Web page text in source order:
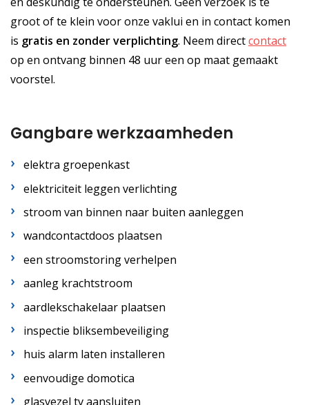
groot of te klein voor onze vaklui en in contact komen
is gratis en zonder verplichting. Neem directcontact
op en ontvang binnen 48 uur een op maat gemaakt
voorstel.
Gangbare werkzaamheden
elektra groepenkast
elektriciteit leggen verlichting
stroom van binnen naar buiten aanleggen
wandcontactdoos plaatsen
een stroomstoring verhelpen
aanleg krachtstroom
aardlekschakelaar plaatsen
inspectie bliksembeveiliging
huis alarm laten installeren
eenvoudige domotica
glasvezel tv aansluiten